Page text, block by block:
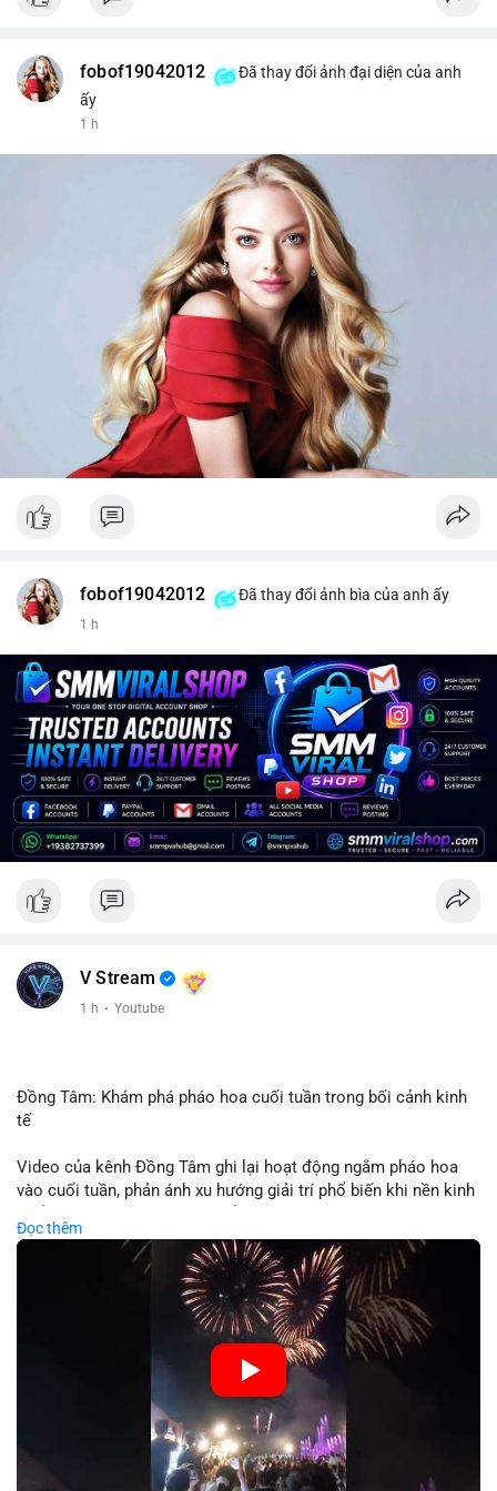
fobof19042012
Đã thay đổi ảnh đại diện của anh
ấy
1 h
fobof19042012 Đã thay đổi ảnh bìa của anh ấy
1 h
V Stream
1 h · Youtube
Đồng Tâm: Khám phá pháo hoa cuối tuần trong bối cảnh kinh
tế
Video của kênh Đồng Tâm ghi lại hoạt động ngắm pháo hoa
vào cuối tuần, phản ánh xu hướng giải trí phổ biến khi nền kinh
trải nghiệm hơn là đầu tư vào tài sản vật chất. Trong bối cảnh
lãi suất ổn định và thị trường crypto ổn định, hoạt động giải trí
như vậy thường tăng trưởng khi người dân có khả năng chi
tiêu. Tuy nhiên, sự ưu tiên giải trí có thể ảnh hưởng đến tỷ lệ
tiết kiệm hoặc đầu tư vào crypto nếu người tiêu dùng chuyển
🎥 Xem video trực tiếp tại:
Nguồn: Đồng Tâm
Đọc thêm